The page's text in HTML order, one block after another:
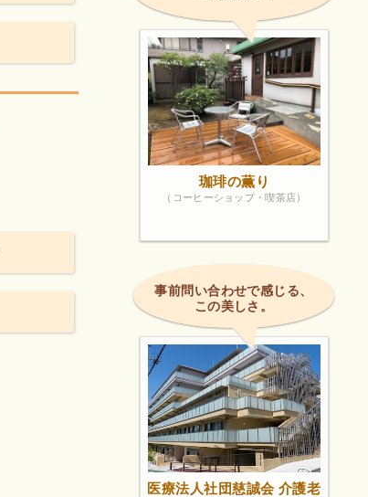
珈琲の薫り
（コーヒーショップ・喫茶店）
事前問い合わせで感じる、
この美しさ。
医療法人社団慈誠会 介護老